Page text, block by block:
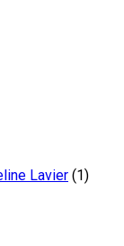
Lavier (1)